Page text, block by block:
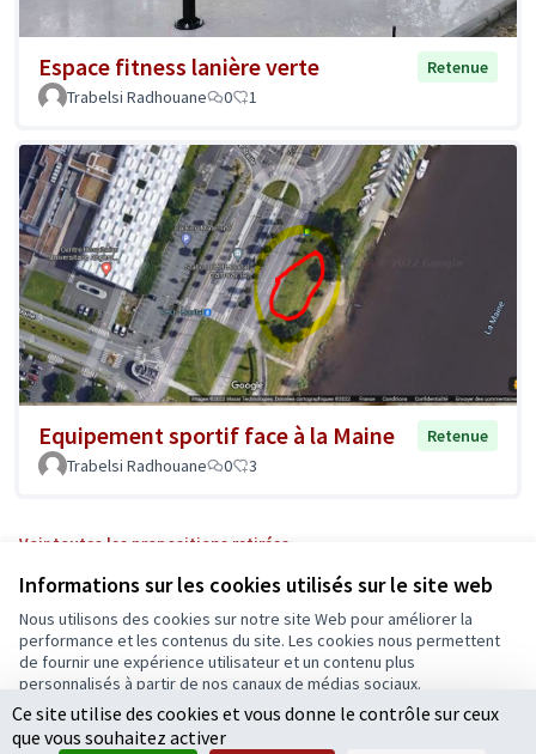
Informations sur les cookies utilisés sur le site web
Nous utilisons des cookies sur notre site Web pour améliorer la
performance et les contenus du site. Les cookies nous permettent
de fournir une expérience utilisateur et un contenu plus
personnalisés à partir de nos canaux de médias sociaux.
Tout accepter
Espace fitness lanière verte
Retenue
Trabelsi Radhouane
0 1
Equipement sportif face à la Maine
Retenue
Trabelsi Radhouane
0 3
Voir toutes les propositions retirées
Conditions d'utilisation
Paramètres des cookies
Ecrivons Angers sur X
(Lien externe)
Ecrivons Angers sur Facebook
(Lien externe)
Ce site utilise des cookies et vous donne le contrôle sur ceux
que vous souhaitez activer